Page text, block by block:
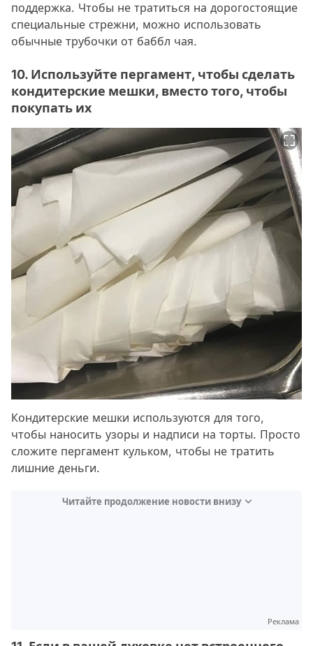
поддержка. Чтобы не тратиться на дорогостоящие
специальные стрежни, можно использовать
обычные трубочки от баббл чая.
10. Используйте пергамент, чтобы сделать
кондитерские мешки, вместо того, чтобы
покупать их
Кондитерские мешки используются для того,
чтобы наносить узоры и надписи на торты. Просто
сложите пергамент кульком, чтобы не тратить
лишние деньги.
Читайте продолжение новости внизу
Реклама